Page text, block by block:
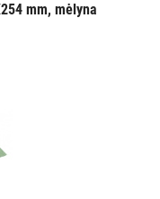
mm, mėlyna